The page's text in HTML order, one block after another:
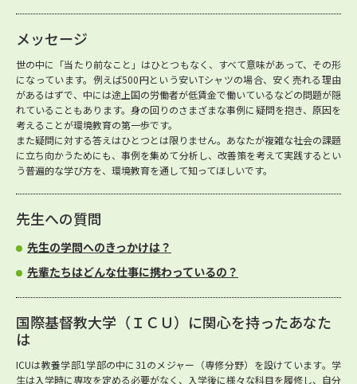
メッセージ
世の中に「当たり前なこと」はひとつもなく、すべて意味があって、その形
になっています。例えば500円という安いTシャツの場合、安く売れる理由
があるはずで、中には途上国の労働者が低賃金で働いているなどの問題が隠
れていることもあります。身の回りのさまざまな事例に疑問を抱き、原因を
考えることが環境教育の第一歩です。
また疑問に対する答えはひとつとは限りません。あなたが複雑な社会の課題
に立ち向かうためにも、事例を集めて分析し、改善策を考えて実践するとい
う普遍的な学び方を、環境教育を通して知ってほしいです。
先生への質問
先生の学問へのきっかけは？
先輩たちはどんな仕事に携わっているの？
国際基督教大学（ＩＣＵ）に関心を持ったあなた
は
ICUは教養学部1学部の中に31のメジャー（専修分野）を設けています。学
生は入学時に専攻を定める必要がなく、入学後に様々な科目を履修し、自分